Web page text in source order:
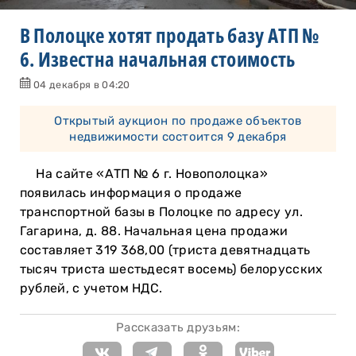
В Полоцке хотят продать базу АТП №
6. Известна начальная стоимость
04 декабря в 04:20
Открытый аукцион по продаже объектов
недвижимости состоится 9 декабря
На сайте «АТП № 6 г. Новополоцка»
появилась информация о продаже
транспортной базы в Полоцке по адресу ул.
Гагарина, д. 88. Начальная цена продажи
составляет 319 368,00 (триста девятнадцать
тысяч триста шестьдесят восемь) белорусских
рублей, с учетом НДС.
Рассказать друзьям: